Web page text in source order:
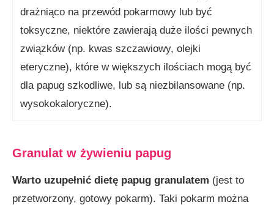
drażniąco na przewód pokarmowy lub być
toksyczne, niektóre zawierają duże ilości pewnych
związków (np. kwas szczawiowy, olejki
eteryczne), które w większych ilościach mogą być
dla papug szkodliwe, lub są niezbilansowane (np.
wysokokaloryczne).
Granulat w żywieniu papug
Warto uzupełnić dietę papug granulatem (jest to
przetworzony, gotowy pokarm). Taki pokarm można